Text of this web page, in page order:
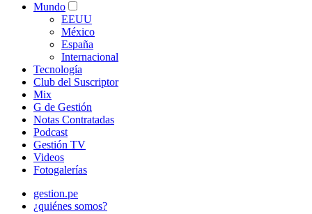
Mundo
EEUU
México
España
Internacional
Tecnología
Club del Suscriptor
Mix
G de Gestión
Notas Contratadas
Podcast
Gestión TV
Videos
Fotogalerías
gestion.pe
¿quiénes somos?